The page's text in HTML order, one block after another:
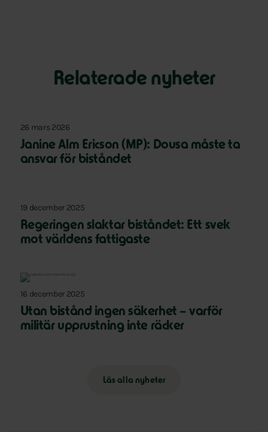
Relaterade nyheter
26 mars 2026
Janine Alm Ericson (MP): Dousa måste ta
ansvar för biståndet
19 december 2025
Regeringen slaktar biståndet: Ett svek
mot världens fattigaste
16 december 2025
Utan bistånd ingen säkerhet – varför
militär upprustning inte räcker
Läs alla nyheter